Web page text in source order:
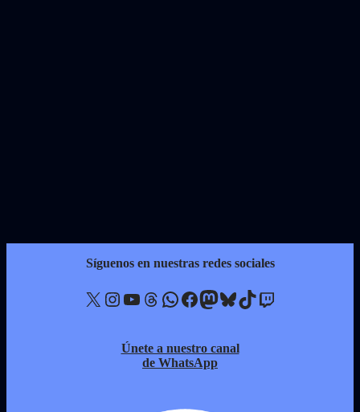
Síguenos en nuestras redes sociales
X Instagram YouTube Threads WhatsApp Facebook Mastodon Bluesky TikTok Twitch
Únete a nuestro canal
de WhatsApp